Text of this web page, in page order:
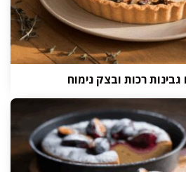
רכות ובצק נימוח